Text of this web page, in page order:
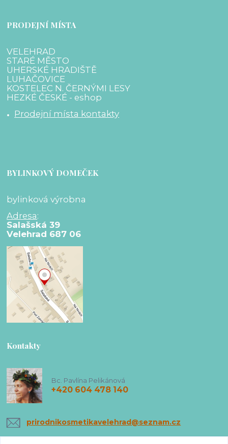
PRODEJNÍ MÍSTA
VELEHRAD
STARÉ MĚSTO
UHERSKÉ HRADIŠTĚ
LUHAČOVICE
KOSTELEC N. ČERNÝMI LESY
HEZKÉ ČESKÉ - eshop
Prodejní místa kontakty
BYLINKOVÝ DOMEČEK
bylinková výrobna
Adresa:
Salašská 39
Velehrad 687 06
Kontakty
Bc. Pavlína Pelikánová
+420 604 478 140
prirodnikosmetikavelehrad@seznam.cz